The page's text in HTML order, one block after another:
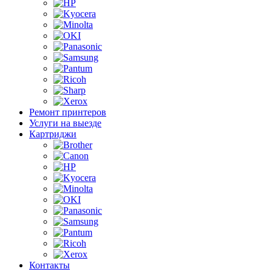
Ремонт принтеров
Услуги на выезде
Картриджи
Контакты